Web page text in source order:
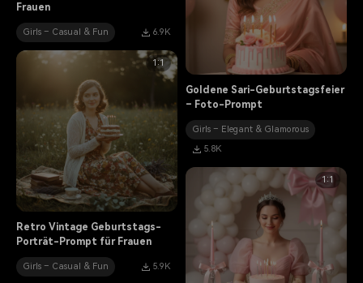
Frauen
Girls – Casual & Fun 6.9K
Goldene Sari-Geburtstagsfeier
– Foto-Prompt
Girls – Elegant & Glamorous
5.8K
1:1
Retro Vintage Geburtstags-
Porträt-Prompt für Frauen
Girls – Casual & Fun 5.9K
1:1